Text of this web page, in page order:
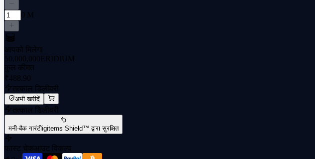
0 M
आपको मिलेगा
50,000,000ERIDIUM
कुल कीमत
₹488.90
तत्काल डिलीवरी
अभी खरीदें
तत्काल डिलीवरी
मनी-बैक गारंटीigitems Shield™ द्वारा सुरक्षित
फास्ट चेकआउट विकल्प